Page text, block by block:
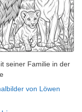
seiner Familie in der
von Löwen